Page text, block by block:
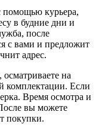
помощью курьера,
в будние дни и
после
с вами и предложит
адрес.
на
комплектации. Если
Время осмотра и
вы можете
покупки.